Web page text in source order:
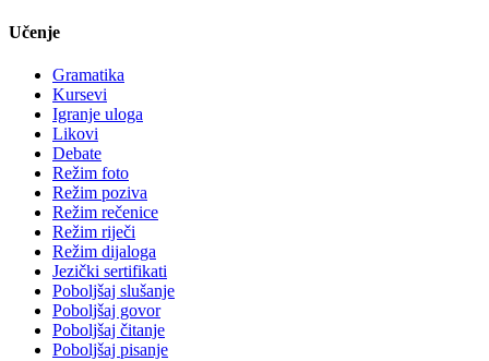
Učenje
Gramatika
Kursevi
Igranje uloga
Likovi
Debate
Režim foto
Režim poziva
Režim rečenice
Režim riječi
Režim dijaloga
Jezički sertifikati
Poboljšaj slušanje
Poboljšaj govor
Poboljšaj čitanje
Poboljšaj pisanje